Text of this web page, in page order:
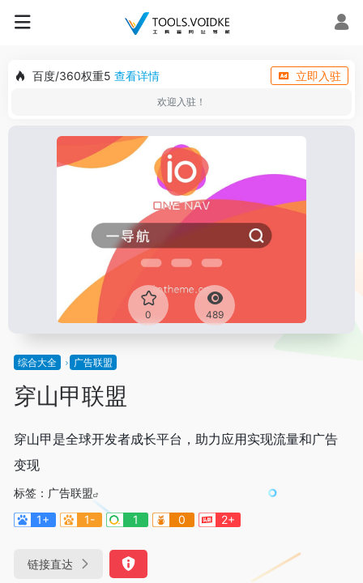
百度/360权重5 查看详情 立即入驻
欢迎入驻！
0 489
综合大全 广告联盟
穿山甲联盟
穿山甲是全球开发者成长平台，助力应用实现流量和广告
变现
标签： 广告联盟
1+
1- 1 0 2+
链接直达